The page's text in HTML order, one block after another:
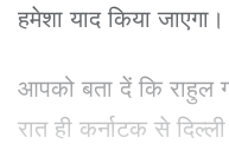
हमेशा याद किया जाएगा।
आपको बता दें कि राहुल
रात ही कर्नाटक से